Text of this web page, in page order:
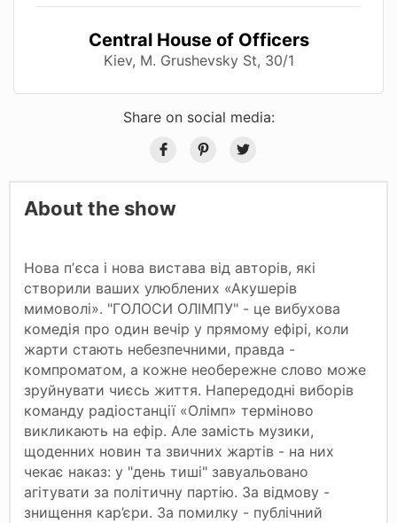
Central House of Officers
Kiev, M. Grushevsky St, 30/1
Share on social media:
About the show
Нова пʼєса і нова вистава від авторів, які
створили ваших улюблених «Акушерів
мимоволі». "ГОЛОСИ ОЛІМПУ" - це вибухова
комедія про один вечір у прямому ефірі, коли
жарти стають небезпечними, правда -
компроматом, а кожне необережне слово може
зруйнувати чиєсь життя. Напередодні виборів
команду радіостанції «Олімп» терміново
викликають на ефір. Але замість музики,
щоденних новин та звичних жартів - на них
чекає наказ: у "день тиші" завуальовано
агітувати за політичну партію. За відмову -
знищення кар’єри. За помилку - публічний